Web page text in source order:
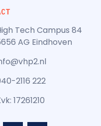
Tech Campus 84
AG Eindhoven
2116 222
17261210